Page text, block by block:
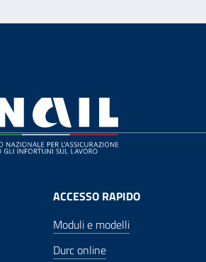
ACCESSO RAPIDO
Moduli e modelli
Durc online